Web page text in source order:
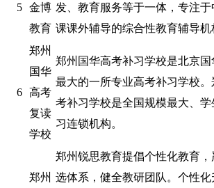
5
金博
教育
发、教育服务等于一体，专注
课课外辅导的综合性教育辅导机
6
郑州
国华
高考
复读
学校
郑州国华高考补习学校是北京国
最大的一所专业高考补习学校。
考补习学校是全国规模最大、
习连锁机构。
郑州
郑州锐思教育提倡个性化教育
选体系，健全教研团队。个性化